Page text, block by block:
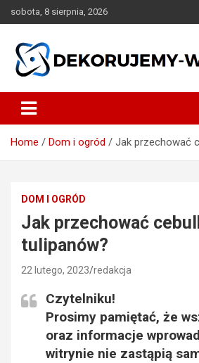
to
sobota, 8 sierpnia, 2026
dekorujemy-
Home Dom i ogród Jak przechować
DOM I OGRÓD
Jak przechować
tulipanów?
22 lutego, 2023 redakcja
Czytelniku!
Prosimy pamiętać, że
oraz informacje
witrynie nie zastąpią